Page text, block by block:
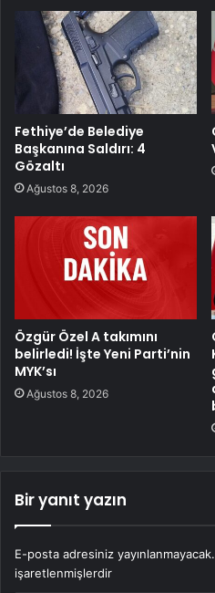
Fethiye’de Belediye
Başkanına Saldırı: 4
Gözaltı
Ağustos 8, 2026
Özgür Özel A takımını
belirledi! İşte Yeni Parti’nin
MYK’sı
Ağustos 8, 2026
Bir yanıt yazın
E-posta adresiniz yayınlanmayacak.
işaretlenmişlerdir